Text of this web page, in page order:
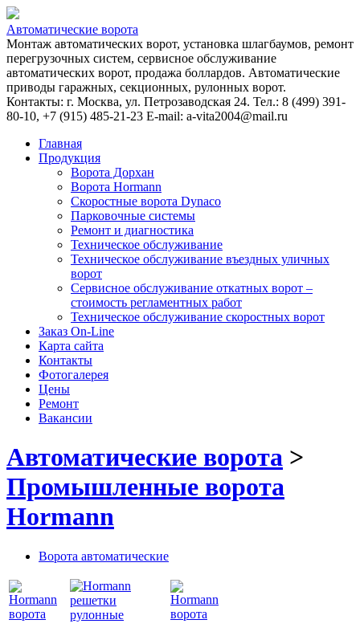
Автоматические ворота
Монтаж автоматических ворот, установка шлагбаумов, ремонт
перегрузочных систем, сервисное обслуживание
автоматических ворот, продажа боллардов. Автоматические
приводы гаражных, секционных, рулонных ворот.
Контакты: г. Москва, ул. Петрозаводская 24. Тел.: 8 (499) 391-
80-10, +7 (915) 485-21-23 E-mail: a-vita2004@mail.ru
Главная
Продукция
Ворота Дорхан
Ворота Hormann
Скоростные ворота Dynaco
Парковочные системы
Ремонт и диагностика
Техническое обслуживание
Техническое обслуживание въездных уличных
ворот
Сервисное обслуживание откатных ворот –
стоимость регламентных работ
Техническое обслуживание скоростных ворот
Заказ On-Line
Карта сайта
Контакты
Фотогалерея
Цены
Ремонт
Вакансии
Автоматические ворота >
Промышленные ворота
Hormann
Ворота автоматические